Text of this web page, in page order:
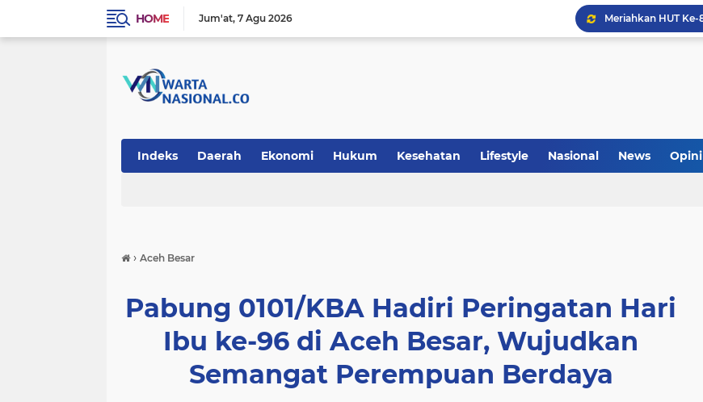
HOME Jum'at 7 Agu 2026
Indeks Daerah Ekonomi Hukum Kesehatan Lifestyle Nasional News Opini
› Aceh Besar
Pabung 0101/KBA Hadiri Peringatan Hari
Ibu ke-96 di Aceh Besar, Wujudkan
Semangat Perempuan Berdaya